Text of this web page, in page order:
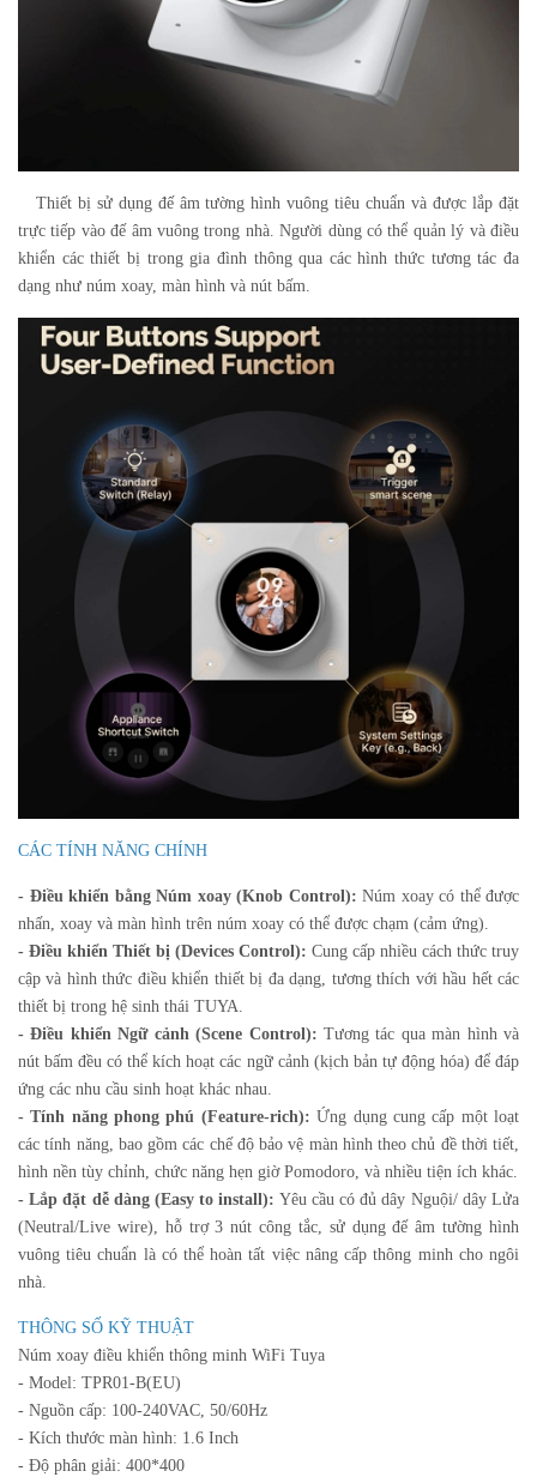
Thiết bị sử dụng đế âm tường hình vuông tiêu chuẩn và được lắp đặt
trực tiếp vào đế âm vuông trong nhà. Người dùng có thể quản lý và điều
khiển các thiết bị trong gia đình thông qua các hình thức tương tác đa
dạng như núm xoay, màn hình và nút bấm.
CÁC TÍNH NĂNG CHÍNH
- Điều khiển bằng Núm xoay (Knob Control): Núm xoay có thể được
nhấn, xoay và màn hình trên núm xoay có thể được chạm (cảm ứng).
- Điều khiển Thiết bị (Devices Control): Cung cấp nhiều cách thức truy
cập và hình thức điều khiển thiết bị đa dạng, tương thích với hầu hết các
thiết bị trong hệ sinh thái TUYA.
- Điều khiển Ngữ cảnh (Scene Control): Tương tác qua màn hình và
nút bấm đều có thể kích hoạt các ngữ cảnh (kịch bản tự động hóa) để đáp
ứng các nhu cầu sinh hoạt khác nhau.
- Tính năng phong phú (Feature-rich): Ứng dụng cung cấp một loạt
các tính năng, bao gồm các chế độ bảo vệ màn hình theo chủ đề thời tiết,
hình nền tùy chỉnh, chức năng hẹn giờ Pomodoro, và nhiều tiện ích khác.
- Lắp đặt dễ dàng (Easy to install): Yêu cầu có đủ dây Nguội/ dây Lửa
(Neutral/Live wire), hỗ trợ 3 nút công tắc, sử dụng đế âm tường hình
vuông tiêu chuẩn là có thể hoàn tất việc nâng cấp thông minh cho ngôi
nhà.
THÔNG SỐ KỸ THUẬT
Núm xoay điều khiển thông minh WiFi Tuya
- Model: TPR01-B(EU)
- Nguồn cấp: 100-240VAC, 50/60Hz
- Kích thước màn hình: 1.6 Inch
- Độ phân giải: 400*400